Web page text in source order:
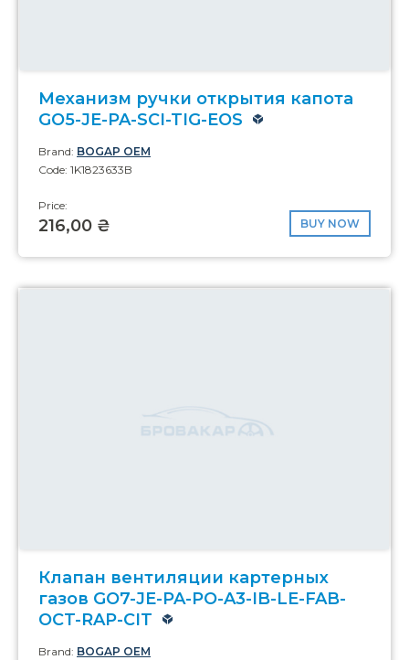
Механизм ручки открытия капота
GO5-JE-PA-SCI-TIG-EOS
Brand: BOGAP OEM
Code: 1K1823633B
Price:
216,00 ₴ BUY NOW
Клапан вентиляции картерных
газов GO7-JE-PA-PO-A3-IB-LE-FAB-
OCT-RAP-CIT
Brand: BOGAP OEM